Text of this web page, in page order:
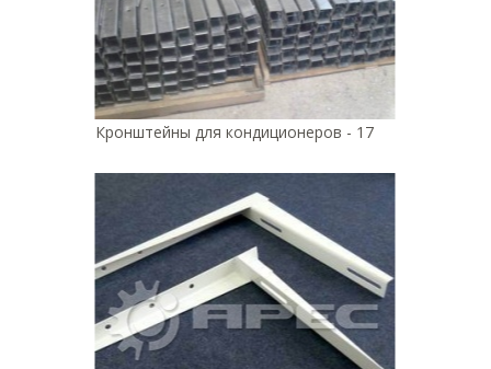
Кронштейны для кондиционеров - 17